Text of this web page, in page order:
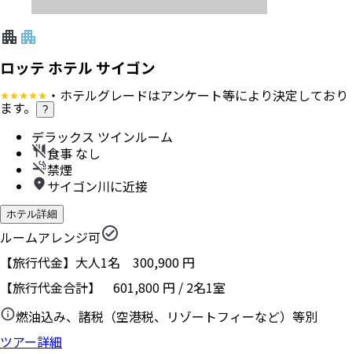
ロッテ ホテル サイゴン
・ホテルグレードはアンケート等により決定しており
ます。 ?
デラックス ツインルーム
食事 なし
禁煙
サイゴン川に近接
ホテル詳細
ルームアレンジ可
【旅行代金】大人1名 300,900 円
【旅行代金合計】 601,800 円 / 2名1室
燃油込み、諸税（空港税、リゾートフィーなど）等別
ツアー詳細